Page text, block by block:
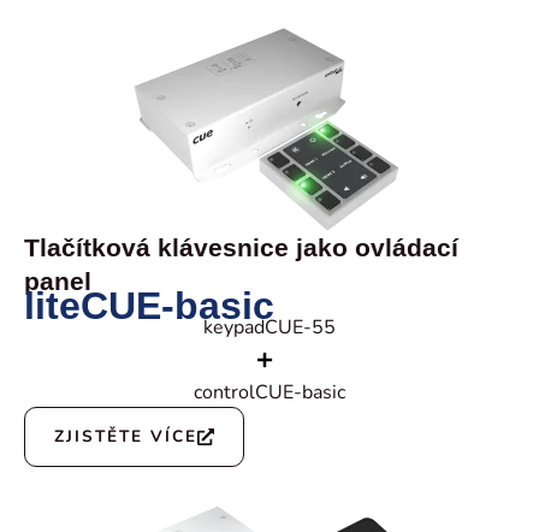
Tlačítková klávesnice jako ovládací
panel
liteCUE-basic
keypadCUE-55
controlCUE-basic
ZJISTĚTE VÍCE